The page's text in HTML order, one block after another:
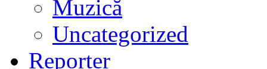
Muzică
Uncategorized
Reporter